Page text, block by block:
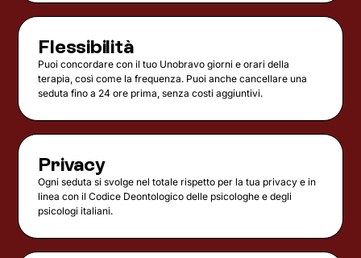
Flessibilità
Puoi concordare con il tuo Unobravo giorni e orari della
terapia, così come la frequenza. Puoi anche cancellare una
seduta fino a 24 ore prima, senza costi aggiuntivi.
Privacy
Ogni seduta si svolge nel totale rispetto per la tua privacy e in
linea con il Codice Deontologico delle psicologhe e degli
psicologi italiani.